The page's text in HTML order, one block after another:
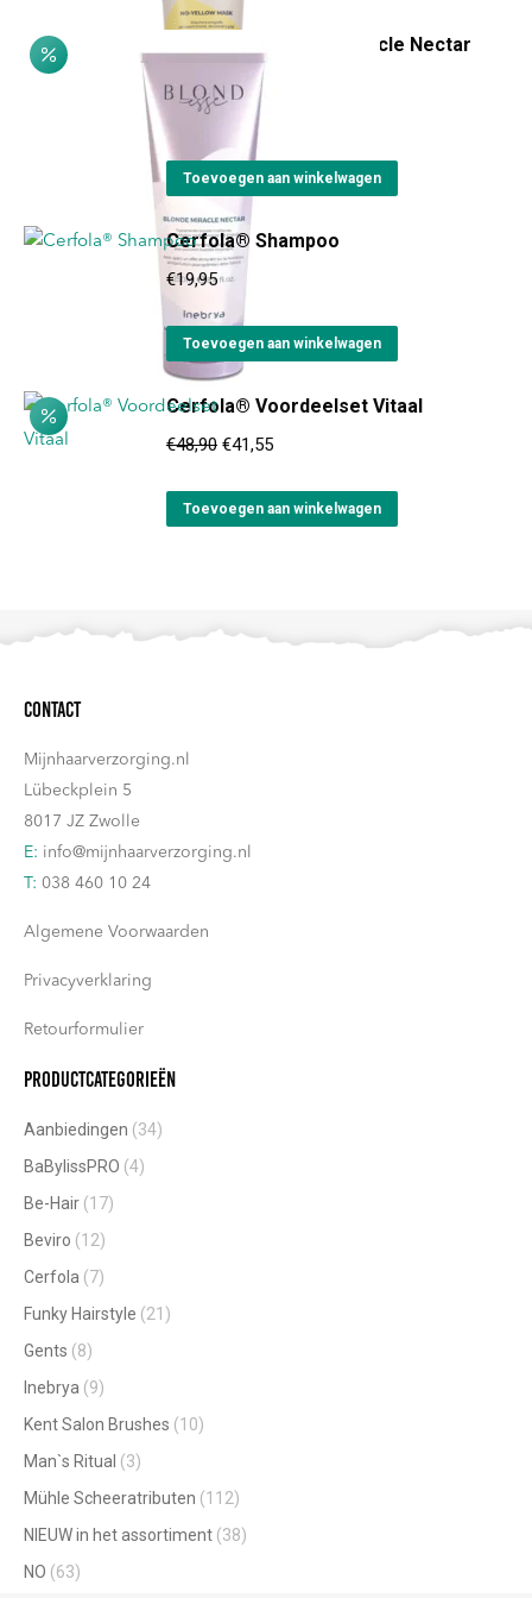
€17,50.
Inebrya Blondesse Miracle Nectar
17,95
Oorspronkelijke
prijs
was:
€17,95.
14,35
is:
Toevoegen aan winkelwagen
Cerfola® Shampoo
€19,95
Toevoegen aan winkelwagen
Cerfola® Voordeelset Vitaal
€48,90 Oorspronkelijke
was:
€41,55Huidige
is:
Toevoegen aan winkelwagen
Contact
Mijnhaarverzorging.nl
Lübeckplein 5
8017 JZ Zwolle
E: info@mijnhaarverzorging.nl
T: 038 460 10 24
Algemene Voorwaarden
Privacyverklaring
Retourformulier
Productcategorieën
Aanbiedingen (34)
BaBylissPRO (4)
Be-Hair (17)
Beviro (12)
Cerfola (7)
Funky Hairstyle (21)
Gents (8)
Inebrya (9)
Kent Salon Brushes (10)
Man`s Ritual (3)
Mühle Scheeratributen (112)
NIEUW in het assortiment (38)
NO (63)